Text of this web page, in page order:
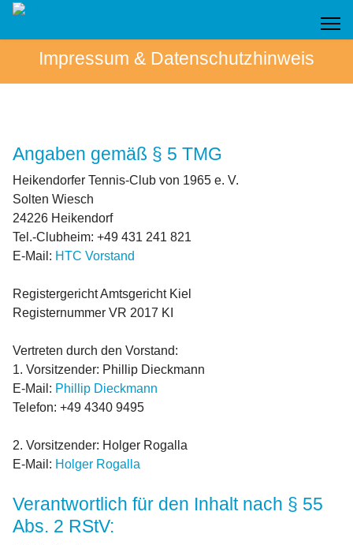
Impressum & Datenschutzhinweis
Angaben gemäß § 5 TMG
Heikendorfer Tennis-Club von 1965 e. V.
Solten Wiesch
24226 Heikendorf
Tel.-Clubheim: +49 431 241 821
E-Mail: HTC Vorstand
Registergericht Amtsgericht Kiel
Registernummer VR 2017 KI
Vertreten durch den Vorstand:
1. Vorsitzender: Phillip Dieckmann
E-Mail: Phillip Dieckmann
Telefon: +49 4340 9495
2. Vorsitzender: Holger Rogalla
E-Mail: Holger Rogalla
Verantwortlich für den Inhalt nach § 55
Abs. 2 RStV: